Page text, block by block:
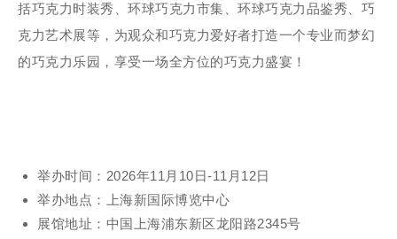
括巧克力时装秀、环球巧克力市集、环球巧克力品鉴秀、巧
克力艺术展等，为观众和巧克力爱好者打造一个专业而梦幻
的巧克力乐园，享受一场全方位的巧克力盛宴！
举办时间：2026年11月10日-11月12日
举办地点：上海新国际博览中心
展馆地址：中国上海浦东新区龙阳路2345号